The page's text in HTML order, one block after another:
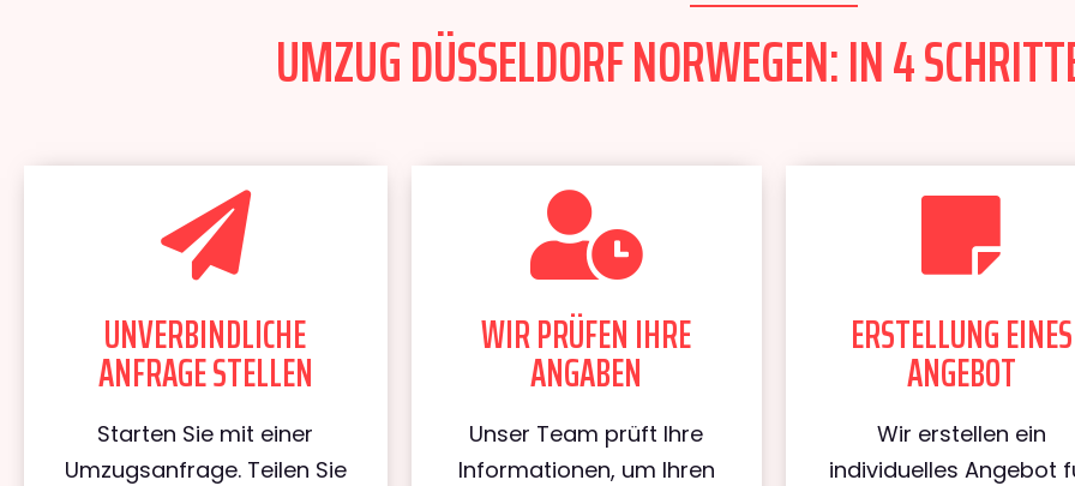
UMZUG DÜSSELDORF NORWEGEN: IN 4
UNVERBINDLICHE
ANFRAGE STELLEN
Starten Sie mit einer
Umzugsanfrage. Teilen Sie
WIR PRÜFEN IHRE
ANGABEN
Unser Team prüft Ihre
Informationen, um Ihren
ERSTELLUNG EINES
ANGEBOT
Wir erstellen ein
individuelles Angebot